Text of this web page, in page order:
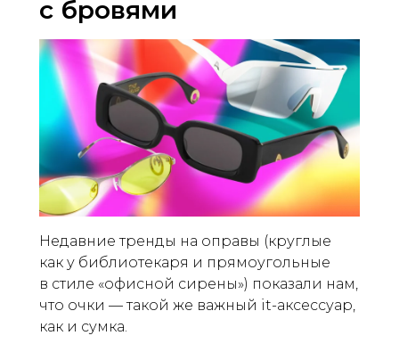
с бровями
Недавние тренды на оправы (круглые
как у библиотекаря и прямоугольные
в стиле «офисной сирены») показали нам,
что очки — такой же важный it-аксессуар,
как и сумка.